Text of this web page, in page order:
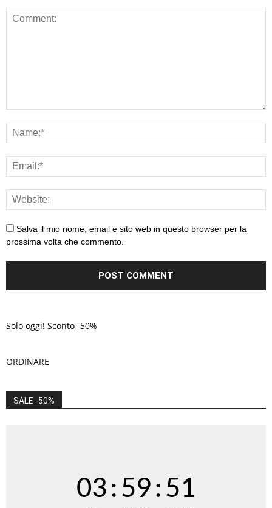
Salva il mio nome, email e sito web in questo browser per la
prossima volta che commento.
Solo oggi! Sconto -50%
ORDINARE
SALE -50%
03:59:51